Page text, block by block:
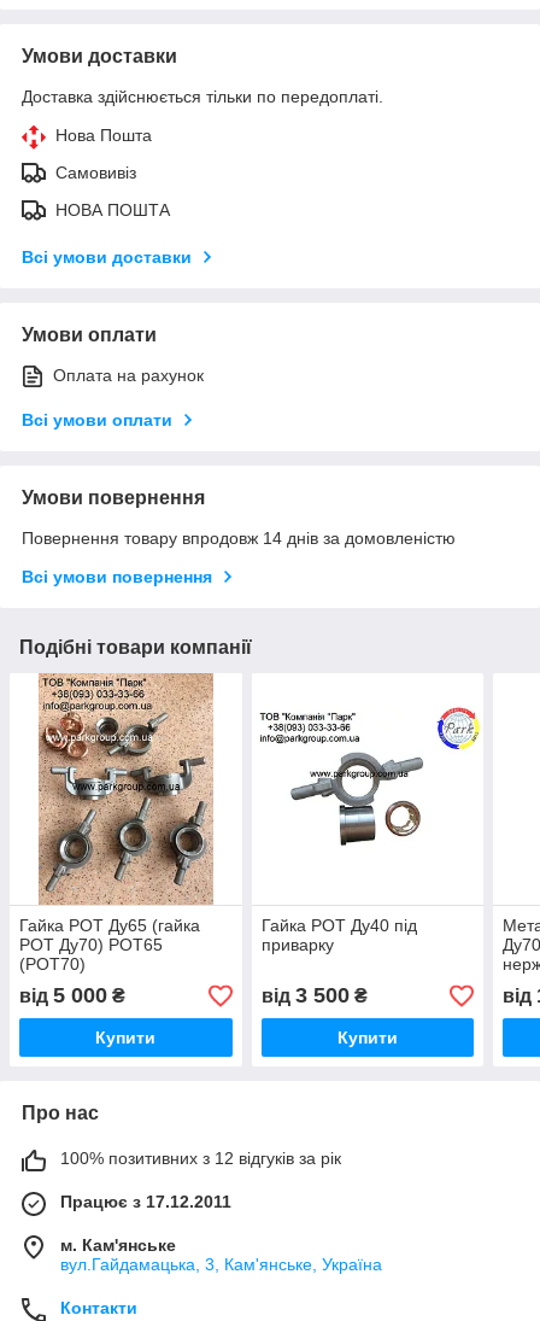
Умови доставки
Доставка здійснюється тільки по передоплаті.
Нова Пошта
Самовивіз
НОВА ПОШТА
Всі умови доставки
Умови оплати
Оплата на рахунок
Всі умови оплати
Умови повернення
Повернення товару впродовж 14 днів за домовленістю
Всі умови повернення
Подібні товари компанії
Гайка РОТ Ду65 (гайка
РОТ Ду70) РОТ65
(РОТ70)
від 5 000 ₴
Купити
Гайка РОТ Ду40 під
приварку
від 3 500₴
Купити
від
Про нас
100% позитивних з 12 відгуків за рік
Працює з 17.12.2011
м. Кам'янське
вул.Гайдамацька, 3, Кам'янське, Україна
Контакти